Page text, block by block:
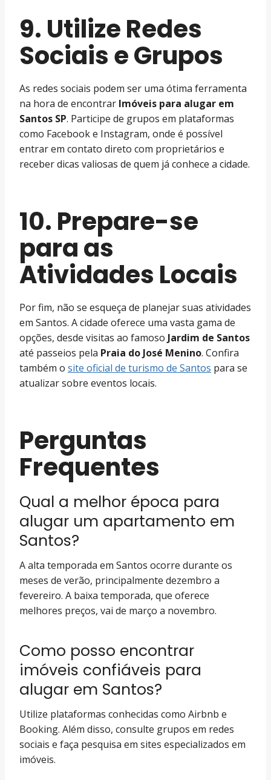
9. Utilize Redes
Sociais e Grupos
As redes sociais podem ser uma ótima ferramenta
na hora de encontrar Imóveis para alugar em
Santos SP. Participe de grupos em plataformas
como Facebook e Instagram, onde é possível
entrar em contato direto com proprietários e
receber dicas valiosas de quem já conhece a cidade.
10. Prepare-se
para as
Atividades Locais
Por fim, não se esqueça de planejar suas atividades
em Santos. A cidade oferece uma vasta gama de
opções, desde visitas ao famoso Jardim de Santos
até passeios pela Praia do José Menino. Confira
também o site oficial de turismo de Santos para se
atualizar sobre eventos locais.
Perguntas
Frequentes
Qual a melhor época para
alugar um apartamento em
Santos?
A alta temporada em Santos ocorre durante os
meses de verão, principalmente dezembro a
fevereiro. A baixa temporada, que oferece
melhores preços, vai de março a novembro.
Como posso encontrar
imóveis confiáveis para
alugar em Santos?
Utilize plataformas conhecidas como Airbnb e
Booking. Além disso, consulte grupos em redes
sociais e faça pesquisa em sites especializados em
imóveis.